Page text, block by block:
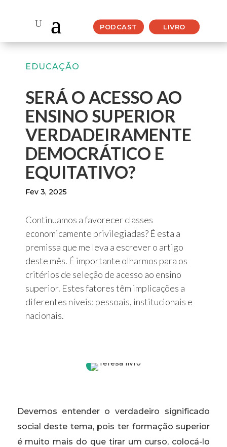
PODCAST LIVRO
EDUCAÇÃO
SERÁ O ACESSO AO
ENSINO SUPERIOR
VERDADEIRAMENTE
DEMOCRÁTICO E
EQUITATIVO?
Fev 3, 2025
Continuamos a favorecer classes
economicamente privilegiadas? É esta a
premissa que me leva a escrever o artigo
deste mês. É importante olharmos para os
critérios de seleção de acesso ao ensino
superior. Estes fatores têm implicações a
diferentes níveis: pessoais, institucionais e
nacionais.
Devemos entender o verdadeiro significado
social deste tema, pois ter formação superior
é muito mais do que tirar um curso, colocá-lo